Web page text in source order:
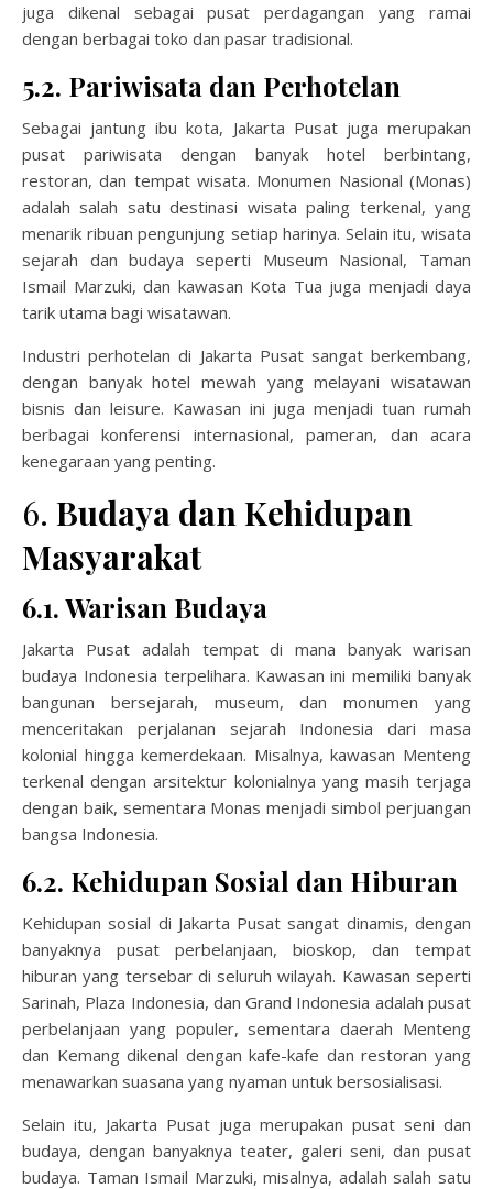
juga dikenal sebagai pusat perdagangan yang ramai
dengan berbagai toko dan pasar tradisional.
5.2. Pariwisata dan Perhotelan
Sebagai jantung ibu kota, Jakarta Pusat juga merupakan
pusat pariwisata dengan banyak hotel berbintang,
restoran, dan tempat wisata. Monumen Nasional (Monas)
adalah salah satu destinasi wisata paling terkenal, yang
menarik ribuan pengunjung setiap harinya. Selain itu, wisata
sejarah dan budaya seperti Museum Nasional, Taman
Ismail Marzuki, dan kawasan Kota Tua juga menjadi daya
tarik utama bagi wisatawan.
Industri perhotelan di Jakarta Pusat sangat berkembang,
dengan banyak hotel mewah yang melayani wisatawan
bisnis dan leisure. Kawasan ini juga menjadi tuan rumah
berbagai konferensi internasional, pameran, dan acara
kenegaraan yang penting.
6. Budaya dan Kehidupan
Masyarakat
6.1. Warisan Budaya
Jakarta Pusat adalah tempat di mana banyak warisan
budaya Indonesia terpelihara. Kawasan ini memiliki banyak
bangunan bersejarah, museum, dan monumen yang
menceritakan perjalanan sejarah Indonesia dari masa
kolonial hingga kemerdekaan. Misalnya, kawasan Menteng
terkenal dengan arsitektur kolonialnya yang masih terjaga
dengan baik, sementara Monas menjadi simbol perjuangan
bangsa Indonesia.
6.2. Kehidupan Sosial dan Hiburan
Kehidupan sosial di Jakarta Pusat sangat dinamis, dengan
banyaknya pusat perbelanjaan, bioskop, dan tempat
hiburan yang tersebar di seluruh wilayah. Kawasan seperti
Sarinah, Plaza Indonesia, dan Grand Indonesia adalah pusat
perbelanjaan yang populer, sementara daerah Menteng
dan Kemang dikenal dengan kafe-kafe dan restoran yang
menawarkan suasana yang nyaman untuk bersosialisasi.
Selain itu, Jakarta Pusat juga merupakan pusat seni dan
budaya, dengan banyaknya teater, galeri seni, dan pusat
budaya. Taman Ismail Marzuki, misalnya, adalah salah satu